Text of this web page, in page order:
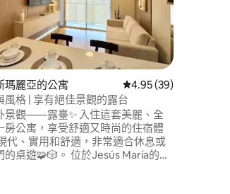
得 5 的平均評分（滿分 5 分）
瑪麗亞的公寓 從 39 則評價中獲得
4.95 (39)
風格 | 享有絕佳景觀的露台
景觀——露臺✨ 入住這套美麗、全
房公寓，享受舒適又時尚的住宿體
代、實用和舒適，非常適合休息或
。 位於Jesús María的特